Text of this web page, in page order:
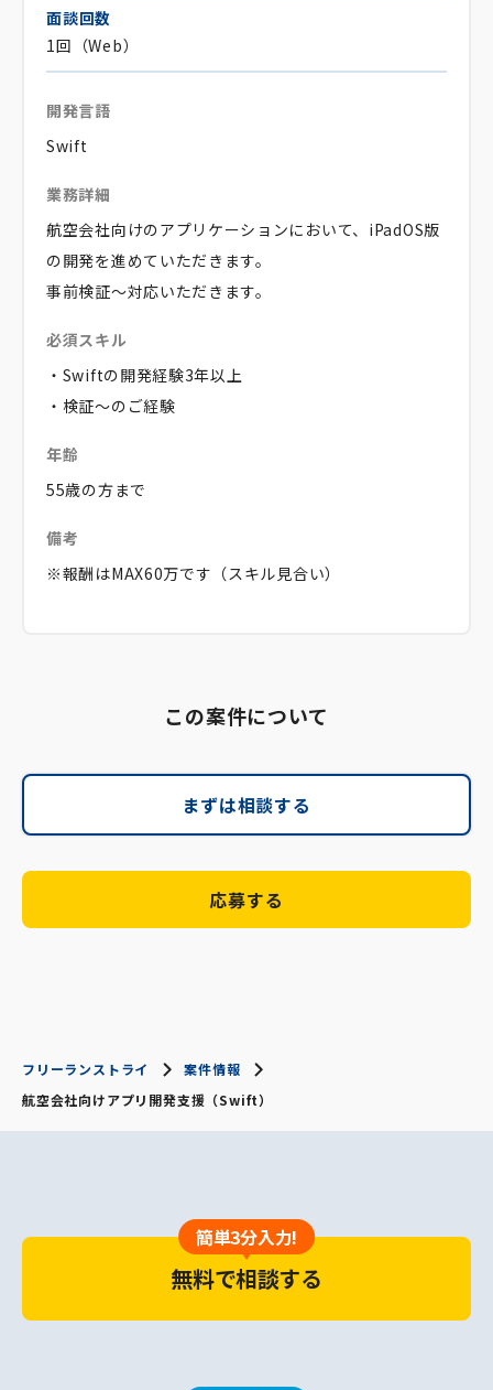
面談回数
1回（Web）
開発言語
Swift
業務詳細
航空会社向けのアプリケーションにおいて、iPadOS版
の開発を進めていただきます。
事前検証～対応いただきます。
必須スキル
・Swiftの開発経験3年以上
・検証～のご経験
年齢
55歳の方まで
備考
※報酬はMAX60万です（スキル見合い）
この案件について
まずは相談する
応募する
フリーランストライ
案件情報
航空会社向けアプリ開発支援（Swift）
簡単3分入力!
無料で相談する